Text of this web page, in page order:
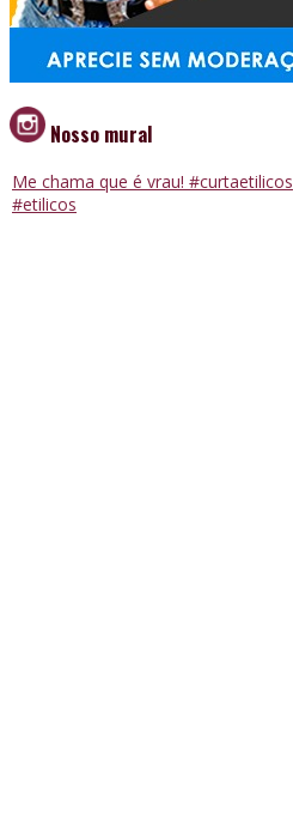
Nosso mural
Me chama que é vrau! #curtaetilicos
#etilicos